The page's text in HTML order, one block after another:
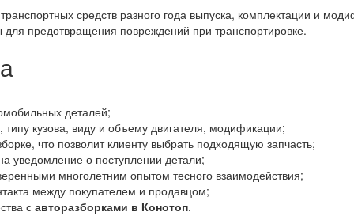
средств разного года выпуска, комплектации и
предотвращения повреждений при транспортировке.
деталей;
кузова, виду и объему двигателя, модификации;
что позволит клиенту выбрать подходящую запчасть;
уведомление о поступлении детали;
многолетним опытом тесного взаимодействия;
между покупателем и продавцом;
савторазборками в Конотоп.